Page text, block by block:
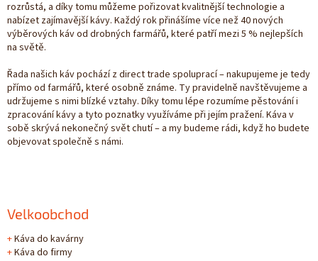
rozrůstá, a díky tomu můžeme pořizovat kvalitnější technologie a
nabízet zajímavější kávy. Každý rok přinášíme více než 40 nových
výběrových káv od drobných farmářů, které patří mezi 5 % nejlepších
na světě.
Řada našich káv pochází z direct trade spoluprací – nakupujeme je tedy
přímo od farmářů, které osobně známe. Ty pravidelně navštěvujeme a
udržujeme s nimi blízké vztahy. Díky tomu lépe rozumíme pěstování i
zpracování kávy a tyto poznatky využíváme při jejím pražení. Káva v
sobě skrývá nekonečný svět chutí – a my budeme rádi, když ho budete
objevovat společně s námi.
Velkoobchod
+Káva do kavárny
+Káva do firmy